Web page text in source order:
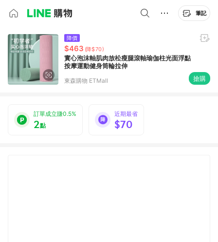
筆記
降價
$463 (降$70)
實心泡沫軸肌肉放松瘦腿滾軸瑜伽柱光面浮點
按摩運動健身筒輪拉伸
東森購物 ETMall 搶購
訂單成立賺0.5%
2點
近期最省
$70